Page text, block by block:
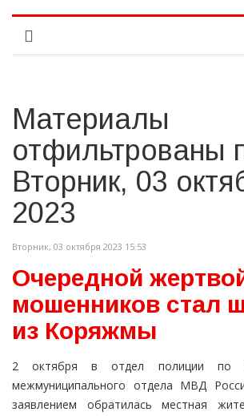
Материалы
отфильтрованы
Вторник, 03
2023
Вторник, 03 октября 2023 15:53
Очередной
мошенников стал
из Коряжмы
2 октября в отдел полиции по
межмуниципального отдела МВД
заявлением обратилась местная